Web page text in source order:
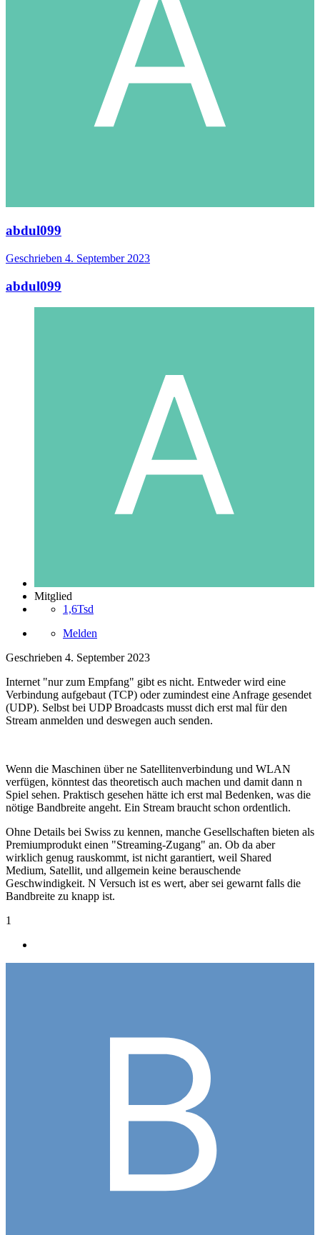
abdul099
Geschrieben 4. September 2023
abdul099
Mitglied
1,6Tsd
Melden
Geschrieben 4. September 2023
Internet "nur zum Empfang" gibt es nicht. Entweder wird eine
Verbindung aufgebaut (TCP) oder zumindest eine Anfrage gesendet
(UDP). Selbst bei UDP Broadcasts musst dich erst mal für den
Stream anmelden und deswegen auch senden.
Wenn die Maschinen über ne Satellitenverbindung und WLAN
verfügen, könntest das theoretisch auch machen und damit dann n
Spiel sehen. Praktisch gesehen hätte ich erst mal Bedenken, was die
nötige Bandbreite angeht. Ein Stream braucht schon ordentlich.
Ohne Details bei Swiss zu kennen, manche Gesellschaften bieten als
Premiumprodukt einen "Streaming-Zugang" an. Ob da aber
wirklich genug rauskommt, ist nicht garantiert, weil Shared
Medium, Satellit, und allgemein keine berauschende
Geschwindigkeit. N Versuch ist es wert, aber sei gewarnt falls die
Bandbreite zu knapp ist.
1